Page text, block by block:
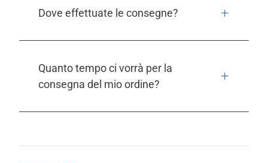
Dove effettuate le consegne?
Quanto tempo ci vorrà per la
consegna del mio ordine?